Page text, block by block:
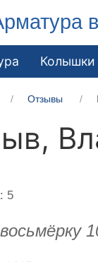
Колышки
Отзывы